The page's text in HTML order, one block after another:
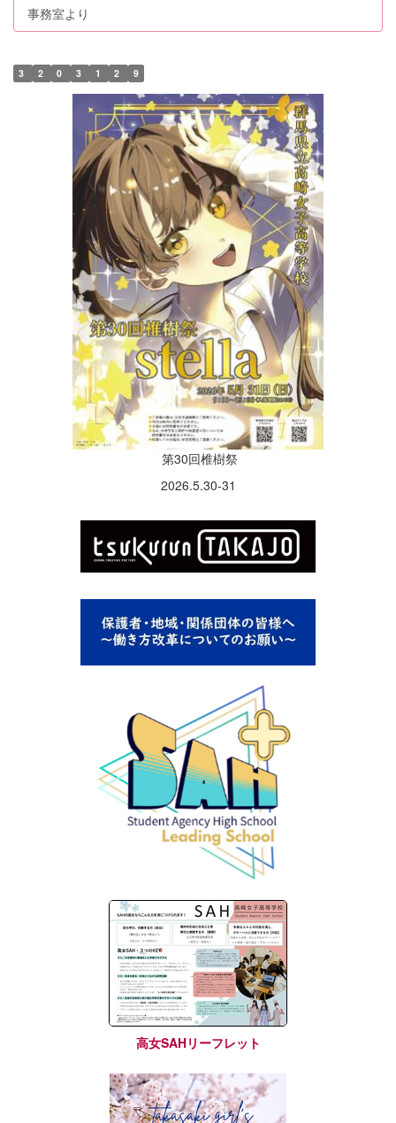
事務室より
3 2 0 3 1 2 9
第30回椎樹祭
2026.5.30-31
高女SAHリーフレット